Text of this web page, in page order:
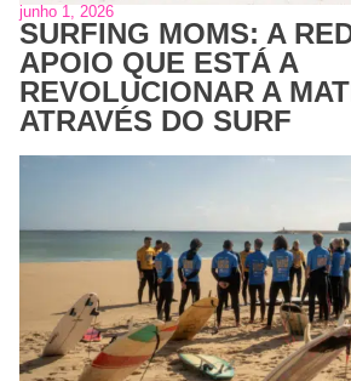
junho 1, 2026
SURFING MOMS: A
APOIO QUE ESTÁ A
REVOLUCIONAR A
ATRAVÉS DO SURF